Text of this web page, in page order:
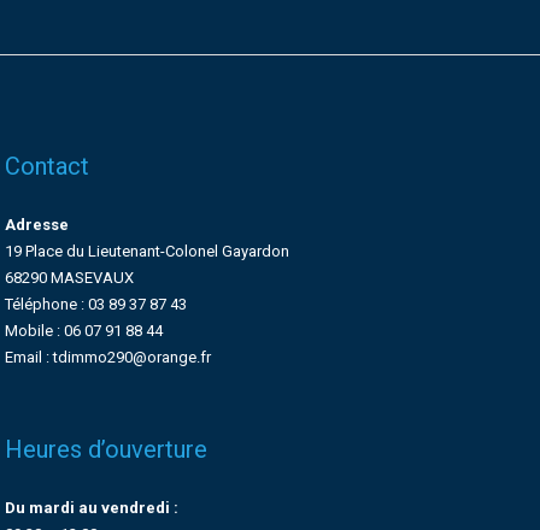
Contact
Adresse
19 Place du Lieutenant-Colonel Gayardon
68290 MASEVAUX
Téléphone : 03 89 37 87 43
Mobile : 06 07 91 88 44
Email : tdimmo290@orange.fr
Heures d’ouverture
Du mardi au vendredi :